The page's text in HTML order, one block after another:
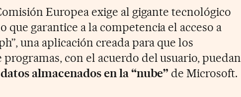
Europea exige al gigante tecnológico
que garantice a la competencia el acceso a
una aplicación creada para que los
programas, con el acuerdo del usuario, puedan
datos almacenados en la “nube” de Microsoft.